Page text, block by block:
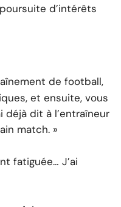
d’intérêts
de football,
et ensuite, vous
déjà dit à l’entraîneur
match. »
fatiguée… J’ai